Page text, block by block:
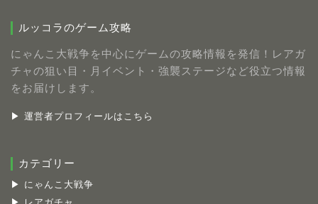
ルッコラのゲーム攻略
にゃんこ大戦争を中心にゲームの攻略情報を発信！レアガ
チャの狙い目・月イベント・強襲ステージなど役立つ情報
をお届けします。
▶ 運営者プロフィールはこちら
カテゴリー
▶ にゃんこ大戦争